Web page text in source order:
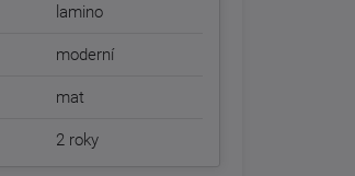
lamino
moderní
mat
2 roky